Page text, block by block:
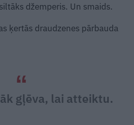
džemperis. Un smaids.
ķertās draudzenes pārbauda
gļēva, lai atteiktu.